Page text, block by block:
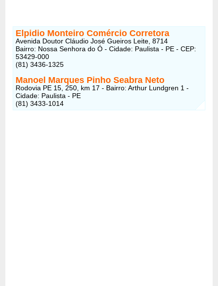
Elpidio Monteiro Comércio Corretora
Avenida Doutor Cláudio José Gueiros Leite, 8714
Bairro: Nossa Senhora do Ó - Cidade: Paulista - PE - CEP:
53429-000
(81) 3436-1325
Manoel Marques Pinho Seabra Neto
Rodovia PE 15, 250, km 17 - Bairro: Arthur Lundgren 1 -
Cidade: Paulista - PE
(81) 3433-1014